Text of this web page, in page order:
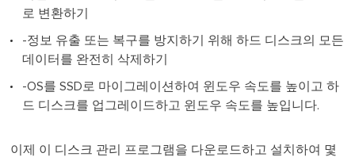
로 변환하기
-정보 유출 또는 복구를 방지하기 위해 하드 디스크의 모든
데이터를 완전히 삭제하기
-OS를 SSD로 마이그레이션하여 윈도우 속도를 높이고 하
드 디스크를 업그레이드하고 윈도우 속도를 높입니다.
이제 이 디스크 관리 프로그램을 다운로드하고 설치하여 몇